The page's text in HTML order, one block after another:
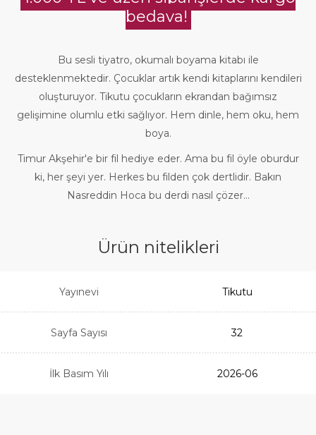
bedava!
Bu sesli tiyatro, okumalı boyama kitabı ile
desteklenmektedir. Çocuklar artık kendi kitaplarını kendileri
oluşturuyor. Tikutu çocukların ekrandan bağımsız
gelişimine olumlu etki sağlıyor. Hem dinle, hem oku, hem
boya.
Timur Akşehir'e bir fil hediye eder. Ama bu fil öyle oburdur
ki, her şeyi yer. Herkes bu filden çok dertlidir. Bakın
Nasreddin Hoca bu derdi nasıl çözer...
Ürün nitelikleri
Yayınevi Tikutu
Sayfa Sayısı 32
İlk Basım Yılı 2026-06